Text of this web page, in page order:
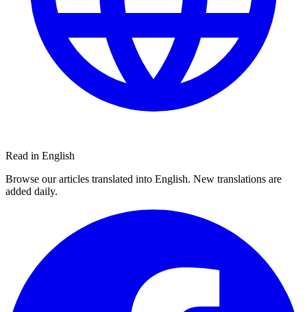
Read in English
Browse our articles translated into English. New translations are
added daily.